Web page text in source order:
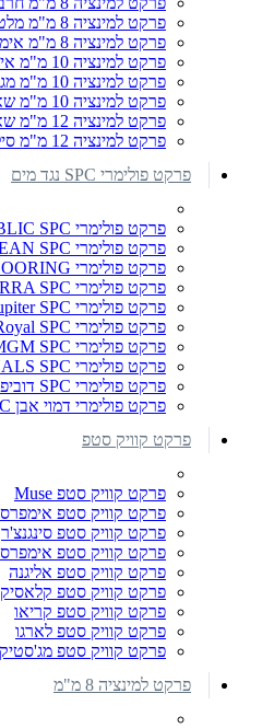
פרקט למינציה 8 מ"מ מלטה איילנד
פרקט למינציה 8 מ"מ אימפרסיב פלוס
פרקט למינציה 10 מ"מ אימפרסיב פלוס
פרקט למינציה 10 מ"מ מג'סטיק קראון
פרקט למינציה 10 מ"מ שארק אושן 10
פרקט למינציה 12 מ"מ שארק אושן 12
פרקט למינציה 12 מ"מ סילבר ווילואו
פרקט פולימרי SPC נגד מים
פרקט פולימרי REPUBLIC SPC נגד מים
פרקט פולימרי OCEAN SPC פנטום נגד מים
פרקט פולימרי SPC FLOORING נגד מים
פרקט פולימרי TERRA SPC טרה נגד מים
פרקט פולימרי Jupiter SPC נגד מים
פרקט פולימרי Royal SPC נגד מים
פרקט פולימרי MGM SPC נגד מים
פרקט פולימרי ORIGINALS SPC נגד מים
פרקט פולימרי SPC דוביפרקט נגד מים
פרקט פולימרי דמוי אבן REPUBLIC SPC נגד מים
פרקט קוויק סטפ
פרקט קוויק סטפ Muse
פרקט קוויק סטפ
פרקט קוויק סטפ סינגנצ'ר
פרקט קוויק סטפ
פרקט קוויק סטפ אליגנה
פרקט קוויק סטפ קלאסיק
פרקט קוויק סטפ קריאו
פרקט קוויק סטפ לארגו
פרקט קוויק סטפ מג'סטיק
פרקט למינציה 8 מ"מ